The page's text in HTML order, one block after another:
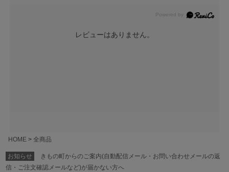
レビューはありません。
HOME 全商品
お知らせ
きもの町からのご案内(自動配信メール・お問い合わせメールの返
信・ご注文確認メールなど)が届かない方へ